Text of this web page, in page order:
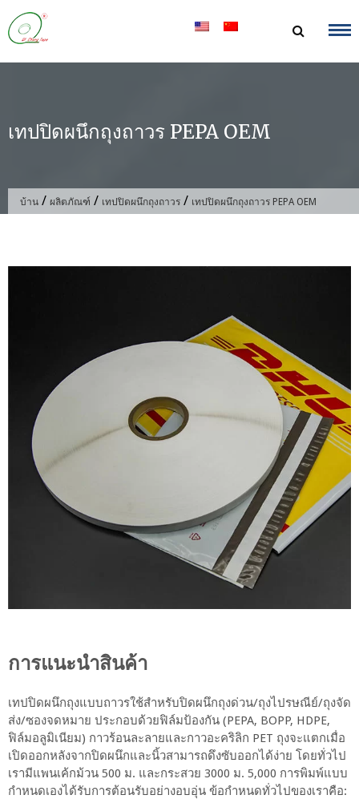
ข้าม
ไป
เนื้อหา
เทปปิดผนึกถุงถาวร PEPA OEM
บ้าน / ผลิตภัณฑ์ / เทปปิดผนึกถุงถาวร / เทปปิดผนึกถุงถาวร PEPA OEM
การแนะนำสินค้า
เทปปิดผนึกถุงแบบถาวรใช้สำหรับปิดผนึกถุงด่วน/ถุงไปรษณีย์/ถุงจัด
ส่ง/ซองจดหมาย ประกอบด้วยฟิล์มป้องกัน (PEPA, BOPP, HDPE,
ฟิล์มอลูมิเนียม) กาวร้อนละลายและกาวอะคริลิก PET ถุงจะแตกเมื่อ
เปิดออกหลังจากปิดผนึกและนิ้วสามารถดึงซับออกได้ง่าย โดยทั่วไป
เรามีแพนเค้กม้วน 500 ม. และกระสวย 3000 ม. 5,000 การพิมพ์แบบ
กำหนดเองได้รับการต้อนรับอย่างอบอุ่น ข้อกำหนดทั่วไปของเราคือ: